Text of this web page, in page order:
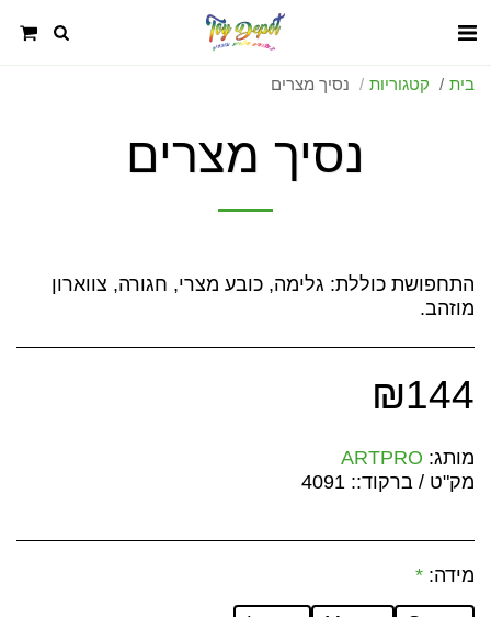
בית קטגוריות נסיך מצרים
נסיך מצרים
התחפושת כוללת: גלימה, כובע מצרי, חגורה, צווארון
מוזהב.
₪144
מותג: ARTPRO
מק"ט / ברקוד:: 4091
מידה: *